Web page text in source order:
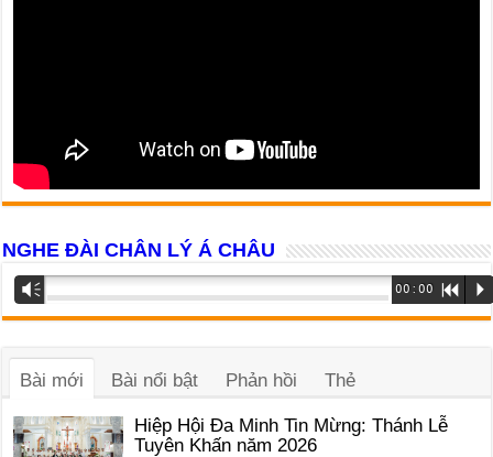
NGHE ĐÀI CHÂN LÝ Á CHÂU
Trình
phát
âm
Vm 00:00 R P
Bài mới Bài nổi bật Phản hồi Thẻ
Hiệp Hội Đa Minh Tin Mừng: Thánh Lễ
Tuyên Khấn năm 2026